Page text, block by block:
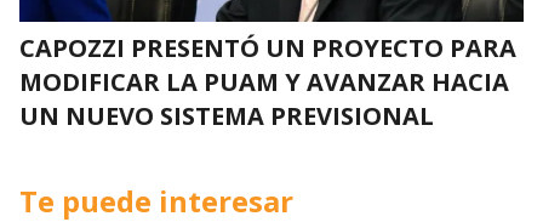
CAPOZZI PRESENTÓ UN PROYECTO PARA
MODIFICAR LA PUAM Y AVANZAR HACIA
UN NUEVO SISTEMA PREVISIONAL
Te puede interesar